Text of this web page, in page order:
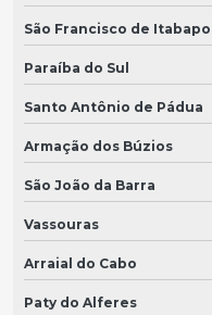
São Francisco de
Paraíba do Sul
Santo Antônio de Pádua
Armação dos Búzios
São João da Barra
Vassouras
Arraial do Cabo
Paty do Alferes